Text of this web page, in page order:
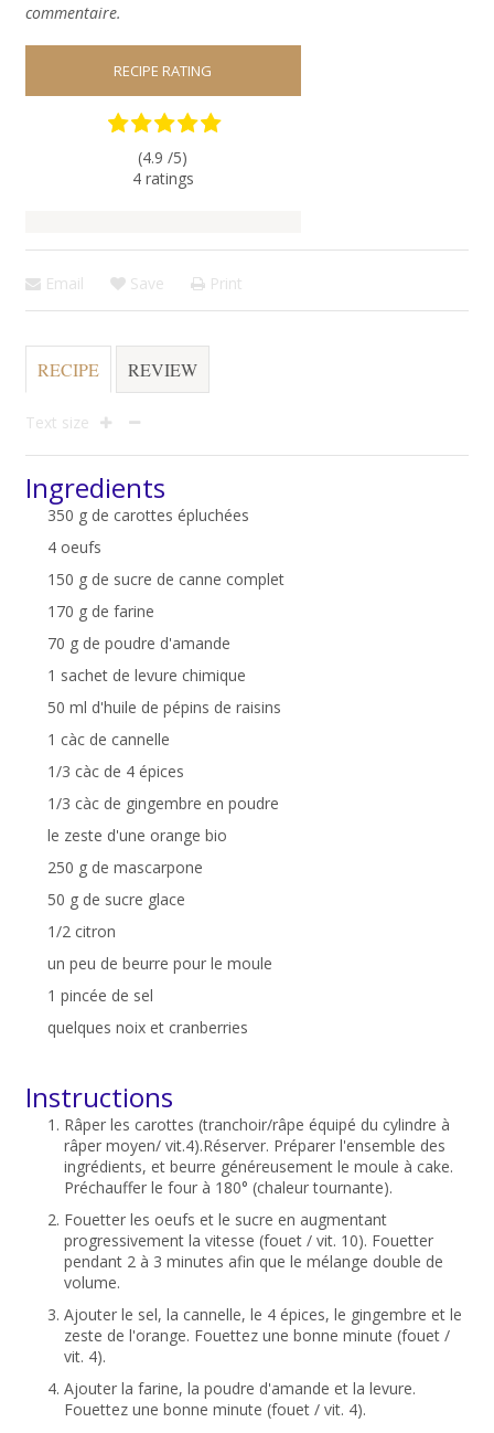
commentaire.
RECIPE RATING
(4.9 /5)
4 ratings
Email Save Print
RECIPE REVIEW
Text size
Ingredients
350 g de carottes épluchées
4 oeufs
150 g de sucre de canne complet
170 g de farine
70 g de poudre d'amande
1 sachet de levure chimique
50 ml d'huile de pépins de raisins
1 càc de cannelle
1/3 càc de 4 épices
1/3 càc de gingembre en poudre
le zeste d'une orange bio
250 g de mascarpone
50 g de sucre glace
1/2 citron
un peu de beurre pour le moule
1 pincée de sel
quelques noix et cranberries
Instructions
Râper les carottes (tranchoir/râpe équipé du cylindre à
râper moyen/ vit.4).Réserver. Préparer l'ensemble des
ingrédients, et beurre généreusement le moule à cake.
Préchauffer le four à 180° (chaleur tournante).
Fouetter les oeufs et le sucre en augmentant
progressivement la vitesse (fouet / vit. 10). Fouetter
pendant 2 à 3 minutes afin que le mélange double de
volume.
Ajouter le sel, la cannelle, le 4 épices, le gingembre et le
zeste de l'orange. Fouettez une bonne minute (fouet /
vit. 4).
Ajouter la farine, la poudre d'amande et la levure.
Fouettez une bonne minute (fouet / vit. 4).